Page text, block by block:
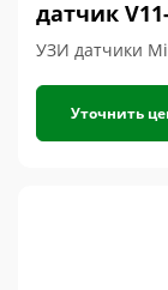
датчик
УЗИ датчики
Уточнить